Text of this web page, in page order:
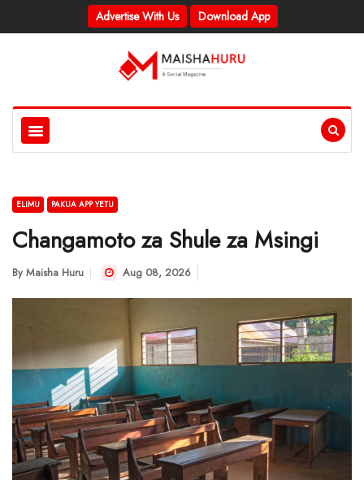
Advertise With Us Download App
ELIMU PAKUA APP YETU
Changamoto za Shule za Msingi
By Maisha Huru Aug 08, 2026